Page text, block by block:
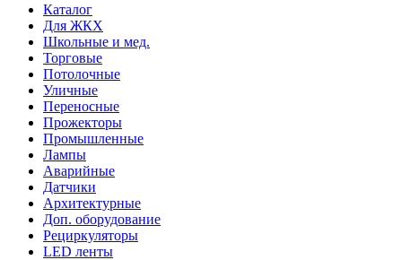
Каталог
Для ЖКХ
Школьные и мед.
Торговые
Потолочные
Уличные
Переносные
Прожекторы
Промышленные
Лампы
Аварийные
Датчики
Архитектурные
Доп. оборудование
Рециркуляторы
LED ленты